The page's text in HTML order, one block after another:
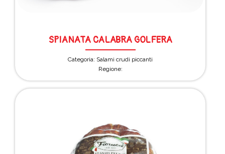
SPIANATA CALABRA GOLFERA
Categoria: Salami crudi piccanti
Regione: